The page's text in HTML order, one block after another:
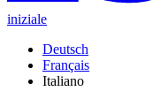
iniziale
Deutsch
Français
Italiano